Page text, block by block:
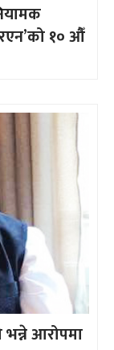
१० औँ
आरोपमा